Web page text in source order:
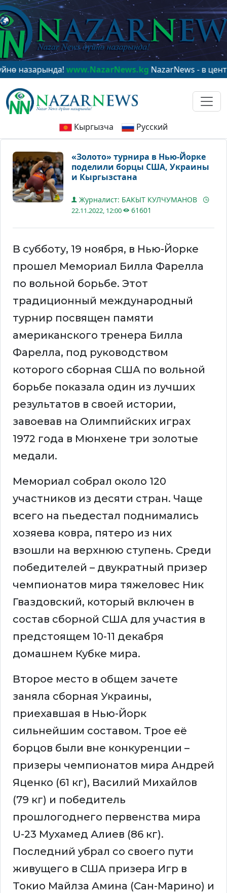
www.NazarNews.kgNazarNews - в центре
Кыргызча Русский
«Золото» турнира в Нью-Йорке
поделили борцы США, Украины
и Кыргызстана
Журналист: БАКЫТ КУЛЧУМАНОВ
22.11.2022, 12:00 61601
В субботу, 19 ноября, в Нью-Йорке
прошел Мемориал Билла Фарелла
по вольной борьбе. Этот
традиционный международный
турнир посвящен памяти
американского тренера Билла
Фарелла, под руководством
которого сборная США по вольной
борьбе показала один из лучших
результатов в своей истории,
завоевав на Олимпийских играх
1972 года в Мюнхене три золотые
медали.
Мемориал собрал около 120
участников из десяти стран. Чаще
всего на пьедестал поднимались
хозяева ковра, пятеро из них
взошли на верхнюю ступень. Среди
победителей – двукратный призер
чемпионатов мира тяжеловес Ник
Гваздовский, который включен в
состав сборной США для участия в
предстоящем 10-11 декабря
домашнем Кубке мира.
Второе место в общем зачете
заняла сборная Украины,
приехавшая в Нью-Йорк
сильнейшим составом. Трое её
борцов были вне конкуренции –
призеры чемпионатов мира Андрей
Яценко (61 кг), Василий Михайлов
(79 кг) и победитель
прошлогоднего первенства мира
U-23 Мухамед Алиев (86 кг).
Последний убрал со своего пути
живущего в США призера Игр в
Токио Майлза Амина (Сан-Марино) и